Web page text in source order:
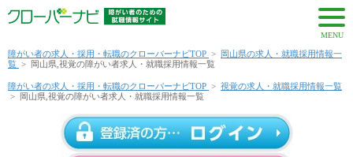
MENU
障がい者の求人・採用・転職のクローバーナビTOP >
岡山県の求人・就職採用情報一
覧 > 岡山県,視覚の障がい者求人・就職採用情報一覧
障がい者の求人・採用・転職のクローバーナビTOP > 視覚の求人・就職採用情報一覧
>
岡山県,視覚の障がい者求人・就職採用情報一覧